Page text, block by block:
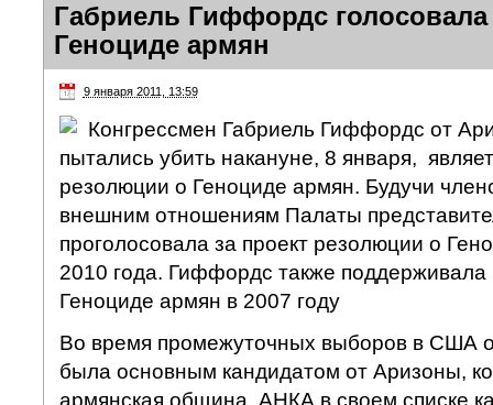
Габриель Гиффордс
Геноциде армян
9 января 2011, 13:59
Конгрессмен Габриель Гиффордс от
пытались убить накануне, 8 января,
резолюции о Геноциде армян. Будучи
внешним отношениям Палаты
проголосовала за проект резолюции о
2010 года. Гиффордс также
Геноциде армян в 2007 году
Во время промежуточных выборов в США
была основным кандидатом от Аризоны,
армянская община. АНКА в своем списке